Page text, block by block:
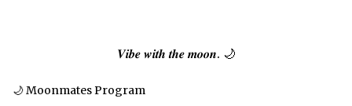
𝑽𝒊𝒃𝒆 𝒘𝒊𝒕𝒉 𝒕𝒉𝒆 𝒎𝒐𝒐𝒏. 🌙
🌙 Moonmates Program